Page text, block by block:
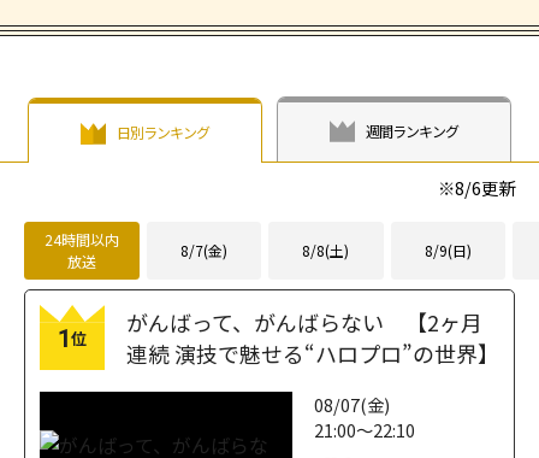
日別ランキング 週間ランキング
※8/6更新
24時間以内
放送
8/7(金) 8/8(土) 8/9(日)
1位
がんばって、がんばらない 【2ヶ月
連続 演技で魅せる“ハロプロ”の世界】
08/07(金)
21:00～22:10